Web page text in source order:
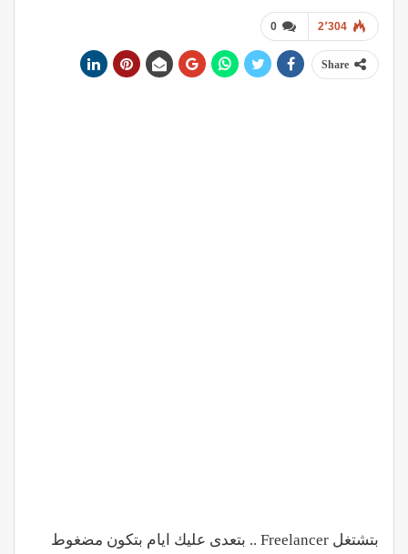
0 2٬304
Share
بتشتغل Freelancer .. بتعدى عليك ايام بتكون مضغوط